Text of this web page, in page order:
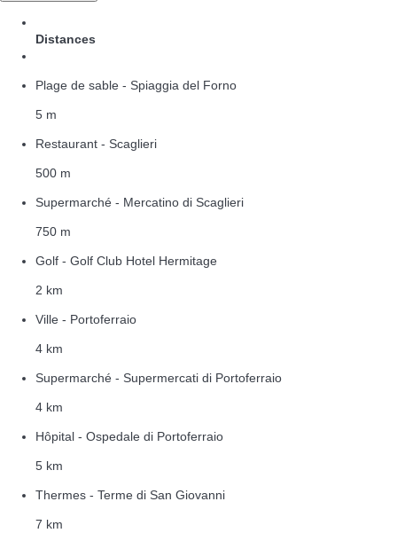
Distances
Plage de sable - Spiaggia del Forno
5 m
Restaurant - Scaglieri
500 m
Supermarché - Mercatino di Scaglieri
750 m
Golf - Golf Club Hotel Hermitage
2 km
Ville - Portoferraio
4 km
Supermarché - Supermercati di Portoferraio
4 km
Hôpital - Ospedale di Portoferraio
5 km
Thermes - Terme di San Giovanni
7 km